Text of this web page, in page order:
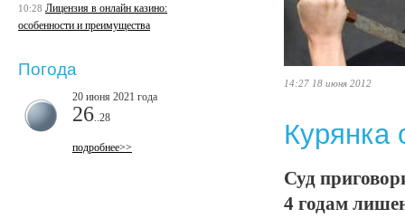
14:27 18 июня 2012
Курянка
Суд
4 годам
10:28 Лицензия в онлайн казино:
особенности и преимущества
Погода
20 июня 2021 года
26 ..28
подробнее>>